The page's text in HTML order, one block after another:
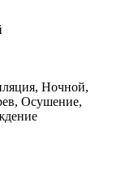
Ночной,
Осушение,